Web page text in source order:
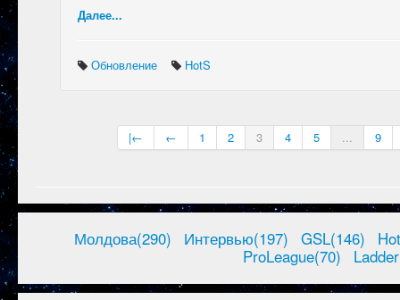
Далее...
Обновление HotS
|← ← 1 2 3 4 5 ... 9
Молдова(290) Интервью(197) GSL(146)
ProLeague(70)